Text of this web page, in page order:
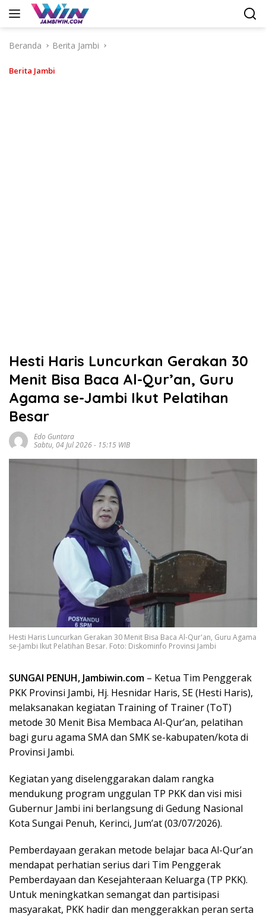
Langsung
Beranda
Berita Jambi
Berita Jambi
Hesti Haris Luncurkan Gerakan 30
Menit Bisa Baca Al-Qur’an, Guru
Agama se-Jambi Ikut Pelatihan
Besar
Edo Guntara
Sabtu, 04 Jul 2026 - 15:15 WIB
Hesti Haris Luncurkan Gerakan 30 Menit Bisa Baca Al-Qur'an, Guru Agama
se-Jambi Ikut Pelatihan Besar. Foto: Diskominfo Provinsi Jambi
SUNGAI PENUH, Jambiwin.com – Ketua Tim Penggerak
PKK Provinsi Jambi, Hj. Hesnidar Haris, SE (Hesti Haris),
melaksanakan kegiatan Training of Trainer (ToT)
metode 30 Menit Bisa Membaca Al-Qur’an, pelatihan
bagi guru agama SMA dan SMK se-kabupaten/kota di
Provinsi Jambi.
Kegiatan yang diselenggarakan dalam rangka
mendukung program unggulan TP PKK dan visi misi
Gubernur Jambi ini berlangsung di Gedung Nasional
Kota Sungai Penuh, Kerinci, Jum’at (03/07/2026).
Pemberdayaan gerakan metode belajar baca Al-Qur’an
mendapat perhatian serius dari Tim Penggerak
Pemberdayaan dan Kesejahteraan Keluarga (TP PKK).
Untuk meningkatkan semangat dan partisipasi
masyarakat, PKK hadir dan menggerakkan peran serta